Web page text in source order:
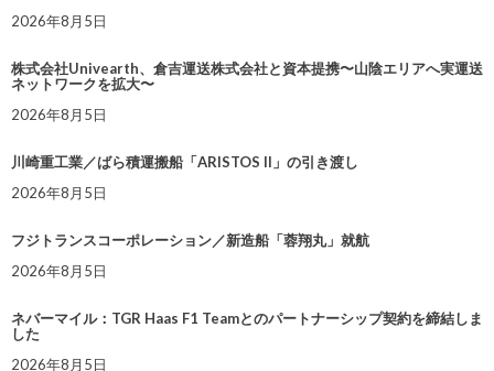
2026年8月5日
株式会社Univearth、倉吉運送株式会社と資本提携〜山陰エリアへ実運送
ネットワークを拡大〜
2026年8月5日
川崎重工業／ばら積運搬船「ARISTOS II」の引き渡し
2026年8月5日
フジトランスコーポレーション／新造船「蓉翔丸」就航
2026年8月5日
ネバーマイル：TGR Haas F1 Teamとのパートナーシップ契約を締結しま
した
2026年8月5日